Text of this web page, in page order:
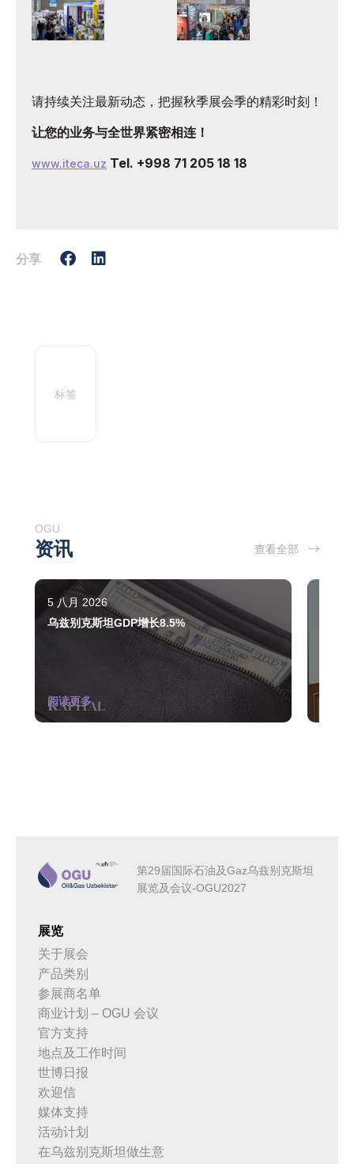
请持续关注最新动态，把握秋季展会季的精彩时刻！
让您的业务与全世界紧密相连！
www.iteca.uz Tel. +998 71 205 18 18
分享
标签
OGU
资讯 查看全部
5 八月 2026
乌兹别克斯坦GDP增长8.5%
阅读更多
第29届国际石油及Gaz乌兹别克斯坦
展览及会议-OGU2027
展览
关于展会
产品类别
参展商名单
商业计划 – OGU 会议
官方支持
地点及工作时间
世博日报
欢迎信
媒体支持
活动计划
在乌兹别克斯坦做生意